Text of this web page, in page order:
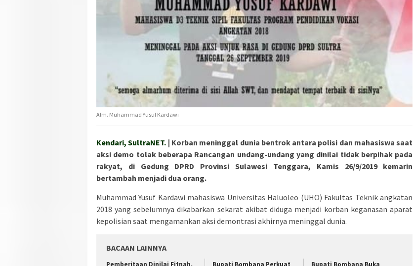
Alm. Muhammad Yusuf Kardawi
Kendari, SultraNET. | Korban meninggal dunia bentrok antara polisi dan mahasiswa saat
aksi demo tolak beberapa Rancangan undang-undang yang dinilai tidak berpihak pada
rakyat, di Gedung DPRD Provinsi Sulawesi Tenggara, Kamis 26/9/2019 kemarin
bertambah menjadi dua orang.
Muhammad Yusuf Kardawi mahasiswa Universitas Haluoleo (UHO) Fakultas Teknik angkatan
2018 yang sebelumnya dikabarkan sekarat akibat diduga menjadi korban keganasan aparat
kepolisian saat mengamankan aksi demontrasi akhirnya meninggal dunia.
BACAAN LAINNYA